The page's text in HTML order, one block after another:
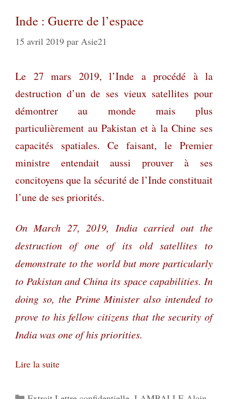
Inde : Guerre de l’espace
15 avril 2019 par Asie21
Le 27 mars 2019, l’Inde a procédé à la
destruction d’un de ses vieux satellites pour
démontrer au monde mais plus
particulièrement au Pakistan et à la Chine ses
capacités spatiales. Ce faisant, le Premier
ministre entendait aussi prouver à ses
concitoyens que la sécurité de l’Inde constituait
l’une de ses priorités.
On March 27, 2019, India carried out the
destruction of one of its old satellites to
demonstrate to the world but more particularly
to Pakistan and China its space capabilities. In
doing so, the Prime Minister also intended to
prove to his fellow citizens that the security of
India was one of his priorities.
Lire la suite
Catégories